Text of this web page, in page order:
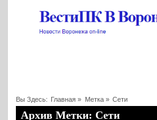
Вы Здесь: Главная » Метка » Сети
Архив Метки: Сети